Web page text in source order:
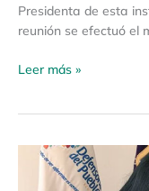
Presidenta de esta
reunión se efectuó el
Leer más »
Boletín